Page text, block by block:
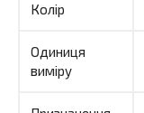
Колір
Одиниця
виміру